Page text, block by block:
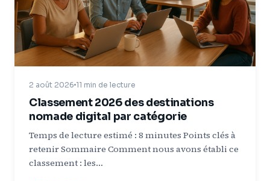
2 août 2026 11 min de lecture
Classement 2026 des destinations
nomade digital par catégorie
Temps de lecture estimé : 8 minutes Points clés à
retenir Sommaire Comment nous avons établi ce
classement : les…